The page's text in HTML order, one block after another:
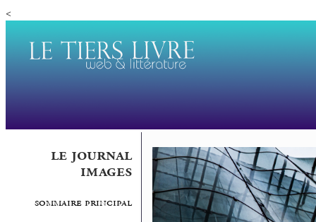
<
le journal
images
sommaire principal